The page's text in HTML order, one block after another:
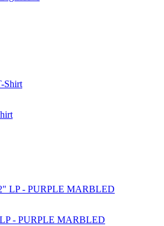
- PURPLE MARBLED